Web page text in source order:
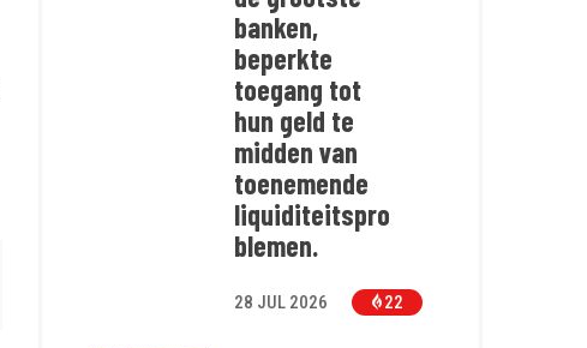
banken,
beperkte
toegang tot
hun geld te
midden van
toenemende
liquiditeitspro
blemen.
28 JUL 2026 22